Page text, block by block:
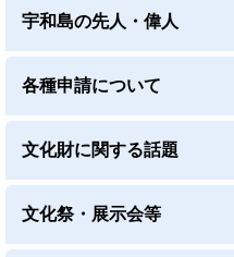
宇和島の先人・偉人
各種申請について
文化財に関する話題
文化祭・展示会等